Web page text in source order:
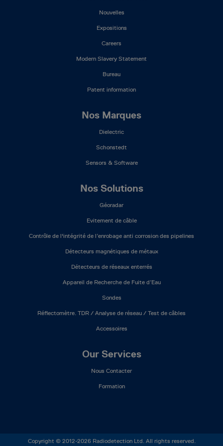
Nouvelles
Expositions
Careers
Modern Slavery Statement
Bureau
Patent information
Nos Marques
Dielectric
Schonstedt
Sensors & Software
Nos Solutions
Géoradar
Evitement de câble
Contrôle de l'intégrité de l’enrobage anti corrosion des pipelines
Détecteurs magnétiques de métaux
Détecteurs de réseaux enterrés
Appareil de Recherche de Fuite d’Eau
Sondes
Réflectomètre. TDR / Analyse de réseau / Test de câbles
Accessoires
Our Services
Nous Contacter
Formation
Copyright © 2012-2026 Radiodetection Ltd. All rights reserved.